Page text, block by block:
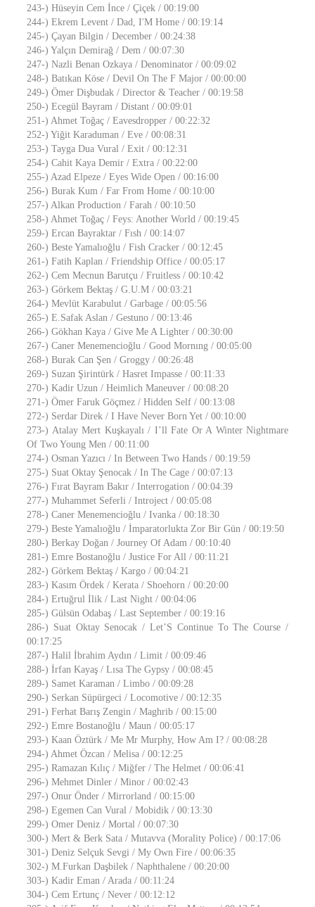
243-) Hüseyin Cem İnce / Çiçek / 00:19:00
244-) Ekrem Levent / Dad, I'M Home / 00:19:14
245-) Çayan Bilgin / December / 00:24:38
246-) Yalçın Demirağ / Dem / 00:07:30
247-) Nazli Benan Ozkaya / Denominator / 00:09:02
248-) Batıkan Köse / Devil On The F Major / 00:00:00
249-) Ömer Dişbudak / Director & Teacher / 00:19:58
250-) Ecegül Bayram / Distant / 00:09:01
251-) Ahmet Toğaç / Eavesdropper / 00:22:32
252-) Yiğit Karaduman / Eve / 00:08:31
253-) Tayga Dua Vural / Exit / 00:12:31
254-) Cahit Kaya Demir / Extra / 00:22:00
255-) Azad Elpeze / Eyes Wide Open / 00:16:00
256-) Burak Kum / Far From Home / 00:10:00
257-) Alkan Production / Farah / 00:10:50
258-) Ahmet Toğaç / Feys: Another World / 00:19:45
259-) Ercan Bayraktar / Fısh / 00:14:07
260-) Beste Yamalıoğlu / Fish Cracker / 00:12:45
261-) Fatih Kaplan / Friendship Office / 00:05:17
262-) Cem Mecnun Barutçu / Fruitless / 00:10:42
263-) Görkem Bektaş / G.U.M / 00:03:21
264-) Mevlüt Karabulut / Garbage / 00:05:56
265-) E.Safak Aslan / Gestuno / 00:13:46
266-) Gökhan Kaya / Give Me A Lighter / 00:30:00
267-) Caner Menemencioğlu / Good Mornıng / 00:05:00
268-) Burak Can Şen / Groggy / 00:26:48
269-) Suzan Şirintürk / Hasret Impasse / 00:11:33
270-) Kadir Uzun / Heimlich Maneuver / 00:08:20
271-) Ömer Faruk Göçmez / Hidden Self / 00:13:08
272-) Serdar Direk / I Have Never Born Yet / 00:10:00
273-) Atalay Mert Kuşkayalı / I’ll Fate Or A Winter Nightmare
Of Two Young Men / 00:11:00
274-) Osman Yazıcı / In Between Two Hands / 00:19:59
275-) Suat Oktay Şenocak / In The Cage / 00:07:13
276-) Fırat Bayram Bakır / Interrogation / 00:04:39
277-) Muhammet Seferli / Introject / 00:05:08
278-) Caner Menemencioğlu / Ivanka / 00:18:30
279-) Beste Yamalıoğlu / İmparatorlukta Zor Bir Gün / 00:19:50
280-) Berkay Doğan / Journey Of Adam / 00:10:40
281-) Emre Bostanoğlu / Justice For All / 00:11:21
282-) Görkem Bektaş / Kargo / 00:04:21
283-) Kasım Ördek / Kerata / Shoehorn / 00:20:00
284-) Ertuğrul İlik / Last Night / 00:04:06
285-) Gülsün Odabaş / Last September / 00:19:16
286-) Suat Oktay Senocak / Let’S Continue To The Course /
00:17:25
287-) Halil İbrahim Aydın / Limit / 00:09:46
288-) İrfan Kayaş / Lısa The Gypsy / 00:08:45
289-) Samet Karaman / Limbo / 00:09:28
290-) Serkan Süpürgeci / Locomotive / 00:12:35
291-) Ferhat Barış Zengin / Maghrib / 00:15:00
292-) Emre Bostanoğlu / Maun / 00:05:17
293-) Kaan Öztürk / Me Mr Murphy, How Am I? / 00:08:28
294-) Ahmet Özcan / Melisa / 00:12:25
295-) Ramazan Kılıç / Miğfer / The Helmet / 00:06:41
296-) Mehmet Dinler / Minor / 00:02:43
297-) Onur Önder / Mirrorland / 00:15:00
298-) Egemen Can Vural / Mobidik / 00:13:30
299-) Omer Deniz / Mortal / 00:07:30
300-) Mert & Berk Sata / Mutavva (Morality Police) / 00:17:06
301-) Deniz Selçuk Sevgi / My Own Fire / 00:06:35
302-) M.Furkan Daşbilek / Naphthalene / 00:20:00
303-) Kadir Eman / Arada / 00:11:24
304-) Cem Ertunç / Never / 00:12:12